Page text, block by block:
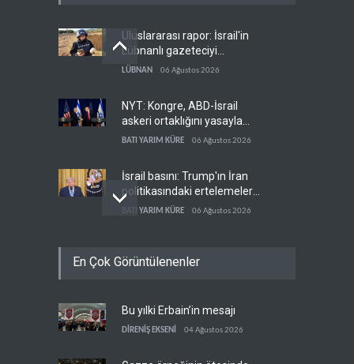
Uluslararası rapor: İsrail'in
Lübnanlı gazeteciyi
öldürmesi savaş suçu
LÜBNAN 06 Ağustos 2026
NYT: Kongre, ABD-İsrail
askeri ortaklığını yasayla
kalıcılaştırıyor
BATI YARIM KÜRE 06 Ağustos 2026
İsrail basını: Trump'ın İran
politikasındaki ertelemeler
ABD seçimlerini riske atıyor
BATI YARIM KÜRE 06 Ağustos 2026
ağır darbe: İki asker öldü
Maariv: Hizbullah oyunun
kurallarını değiştiriyor
En Çok Görüntülenenler
Bu yılki Erbain’in mesajı
DİRENİŞ EKSENİ 04 Ağustos 2026